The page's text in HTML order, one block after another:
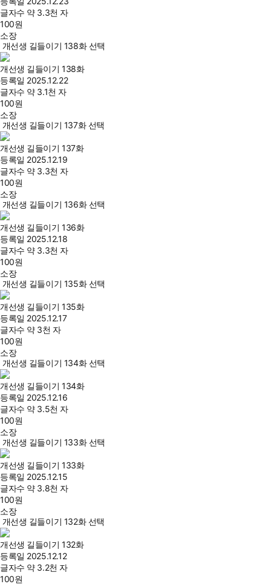
글자수 약 3.3천 자
100원
소장
개선생 길들이기 138화 선택
개선생 길들이기 138화
등록일 2025.12.22
글자수 약 3.1천 자
100원
소장
개선생 길들이기 137화 선택
개선생 길들이기 137화
등록일 2025.12.19
글자수 약 3.3천 자
100원
소장
개선생 길들이기 136화 선택
개선생 길들이기 136화
등록일 2025.12.18
글자수 약 3.3천 자
100원
소장
개선생 길들이기 135화 선택
개선생 길들이기 135화
등록일 2025.12.17
글자수 약 3천 자
100원
소장
개선생 길들이기 134화 선택
개선생 길들이기 134화
등록일 2025.12.16
글자수 약 3.5천 자
100원
소장
개선생 길들이기 133화 선택
개선생 길들이기 133화
등록일 2025.12.15
글자수 약 3.8천 자
100원
소장
개선생 길들이기 132화 선택
개선생 길들이기 132화
등록일 2025.12.12
글자수 약 3.2천 자
100원